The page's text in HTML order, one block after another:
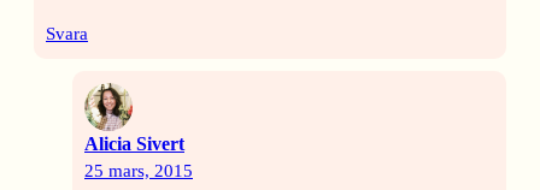
Svara
Alicia Sivert
25 mars, 2015